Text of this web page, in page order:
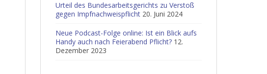
Urteil des Bundesarbeitsgerichts zu Verstoß
gegen Impfnachweispflicht 20. Juni 2024
Neue Podcast-Folge online: Ist ein Blick aufs
Handy auch nach Feierabend Pflicht? 12.
Dezember 2023